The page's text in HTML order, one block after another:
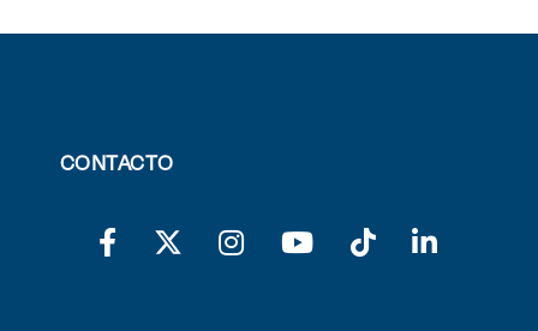
CONTACTO